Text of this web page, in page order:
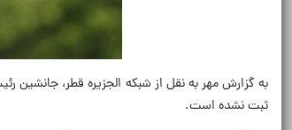
به گزارش مهر به نقل از شبکه الجزیره قطر،
ثبت نشده است.